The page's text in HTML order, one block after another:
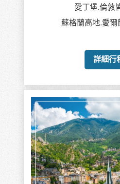
愛丁堡.倫敦
蘇格蘭高地.愛
詳細行